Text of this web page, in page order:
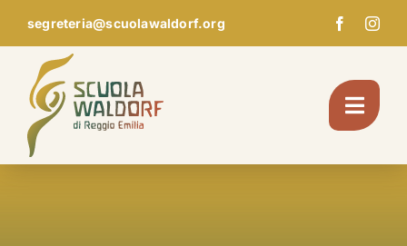
Skip
to
content
segreteria@scuolawaldorf.org